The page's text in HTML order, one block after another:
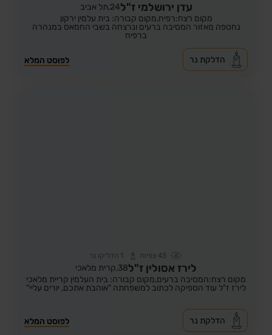
עדן ירושלמי ז"ל24, תל אביב
מקום רצח:רפיח,מקום קבורה: בית עלמין ירקון
נחטפה מאזור המסיבה ברעים ונרצחה בשבי החמאס במנהרה
ברפיח
לפוסט המלא הדלקת נר
43 צפיות 1 הדליקו נר
לירז אסולין ז"ל38, קרית מלאכי
מקום רצח:המסיבה ברעים,מקום קבורה: בית העלמין קריית מלאכי
לירז ז"ל עוד הספיקה לכתוב למשפחתה "אוהבת אתכם, יורים עליי"
לפוסט המלא הדלקת נר